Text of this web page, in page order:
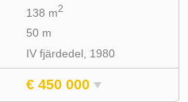
138 m2
50 m
IV fjärdedel, 1980
€ 450 000